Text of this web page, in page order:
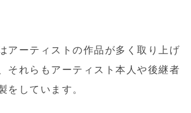
アーティストの作品が多く取り上げ
それらもアーティスト本人や後継者
をしています。